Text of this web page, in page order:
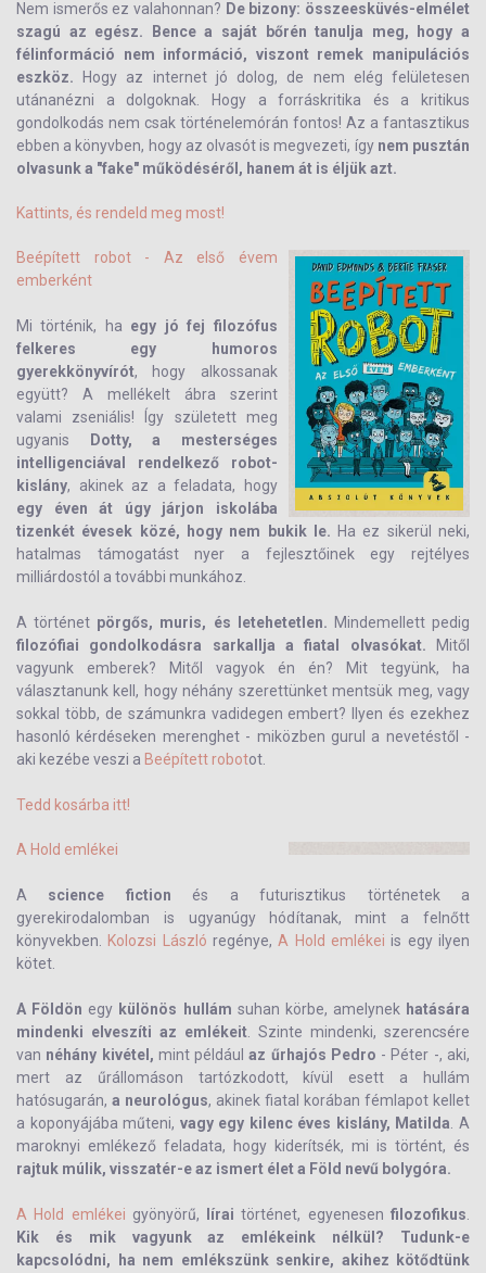
Nem ismerős ez valahonnan? De bizony: összeesküvés-elmélet
szagú az egész. Bence a saját bőrén tanulja meg, hogy a
félinformáció nem információ, viszont remek manipulációs
eszköz. Hogy az internet jó dolog, de nem elég felületesen
utánanézni a dolgoknak. Hogy a forráskritika és a kritikus
gondolkodás nem csak történelemórán fontos! Az a fantasztikus
ebben a könyvben, hogy az olvasót is megvezeti, így nem pusztán
olvasunk a "fake" működéséről, hanem át is éljük azt.
Kattints, és rendeld meg most!
Beépített robot - Az első évem
emberként
Mi történik, ha egy jó fej filozófus
felkeres egy humoros
gyerekkönyvírót, hogy alkossanak
együtt? A mellékelt ábra szerint
valami zseniális! Így született meg
ugyanis
Dotty, a mesterséges
intelligenciával rendelkező robot-
kislány, akinek az a feladata, hogy
egy éven át úgy járjon iskolába
tizenkét évesek közé, hogy nem bukik le. Ha ez sikerül neki,
hatalmas támogatást nyer a fejlesztőinek egy rejtélyes
milliárdostól a további munkához.
A történet pörgős, muris, és letehetetlen. Mindemellett pedig
filozófiai gondolkodásra sarkallja a fiatal olvasókat. Mitől
vagyunk emberek? Mitől vagyok én én? Mit tegyünk, ha
választanunk kell, hogy néhány szerettünket mentsük meg, vagy
sokkal több, de számunkra vadidegen embert? Ilyen és ezekhez
hasonló kérdéseken merenghet - miközben gurul a nevetéstől -
aki kezébe veszi a Beépített robotot.
Tedd kosárba itt!
A Hold emlékei
A science fiction és a futurisztikus történetek a
gyerekirodalomban is ugyanúgy hódítanak, mint a felnőtt
könyvekben.
Kolozsi Lászlóregénye, A Hold emlékeiis egy ilyen
kötet.
A Földön egy különös hullám suhan körbe, amelynek hatására
mindenki elveszíti az emlékeit . Szinte mindenki, szerencsére
van néhány kivétel, mint példáulaz űrhajós Pedro - Péter -, aki,
mert az űrállomáson tartózkodott, kívül esett a hullám
hatósugarán, a neurológus, akinek fiatal korában fémlapot kellet
a koponyájába műteni, vagy egy kilenc éves kislány, Matilda . A
maroknyi emlékező feladata, hogy kiderítsék, mi is történt, és
rajtuk múlik, visszatér-e az ismert élet a Föld nevű bolygóra.
A Hold emlékei gyönyörű, lírai történet, egyenesenfilozofikus
Kik és mik vagyunk az emlékeink nélkül? Tudunk-e
kapcsolódni, ha nem emlékszünk senkire, akihez kötődtünk